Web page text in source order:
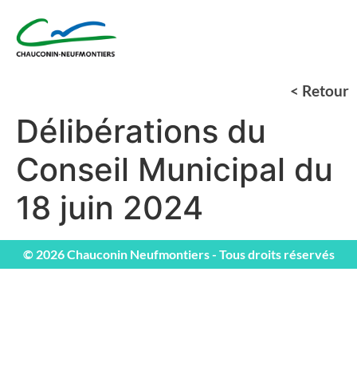
< Retour
Délibérations du
Conseil Municipal du
18 juin 2024
© 2026 Chauconin Neufmontiers - Tous droits réservés